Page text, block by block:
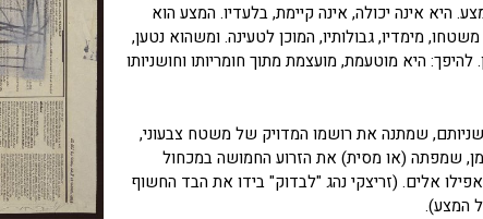
היא אינה יכולה, אינה קיימת, בלעדיו. המצע הוא
מימדיו, גבולותיו, המוכן לטעינה. ומשהוא נטען,
היא מוטעמת, מועצמת מתוך חומריותו וחושניותו
שמתנה את רושמו המדויק של משטח צבעוני,
שמפתה (או מסית) את הזרוע החמושה במכחול
אלים. (זריצקי נהג "לבדוק" בידו את הבד החשוף
המצע).